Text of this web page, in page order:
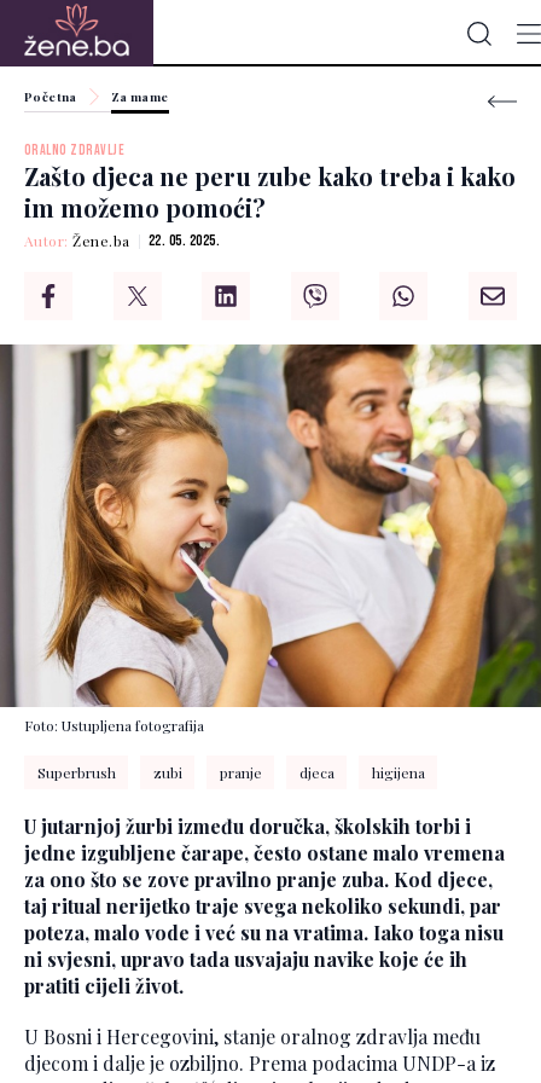
Početna Za mame
ORALNO ZDRAVLJE
Zašto djeca ne peru zube kako treba i kako
im možemo pomoći?
Autor:Žene.ba 22. 05. 2025.
Foto: Ustupljena fotografija
Superbrush zubi pranje djeca higijena
U jutarnjoj žurbi između doručka, školskih torbi i
jedne izgubljene čarape, često ostane malo vremena
za ono što se zove pravilno pranje zuba. Kod djece,
taj ritual nerijetko traje svega nekoliko sekundi, par
poteza, malo vode i već su na vratima. Iako toga nisu
ni svjesni, upravo tada usvajaju navike koje će ih
pratiti cijeli život.
U Bosni i Hercegovini, stanje oralnog zdravlja među
djecom i dalje je ozbiljno. Prema podacima UNDP-a iz